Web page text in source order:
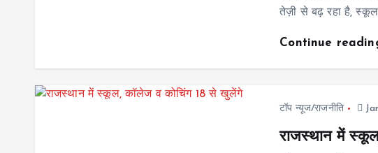
तेज़ी से बढ़ रहा है,
Continue
टॉप न्यूज/राजनीति
राजस्थान में